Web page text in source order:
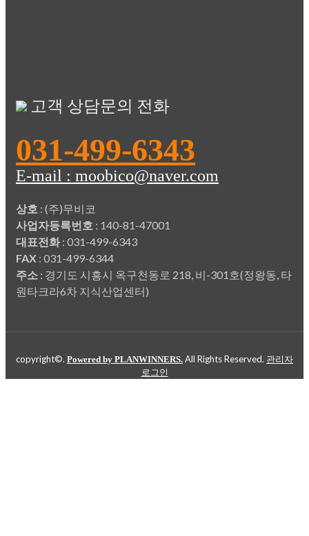
고객 상담문의 전화
031-499-6343
E-mail : moobico@naver.com
상호 : (주)무비코
사업자등록번호 : 140-81-47001
대표전화: 031-499-6343
FAX : 031-499-6344
주소 : 경기도 시흥시 옥구천동로 218, 비-301호(정왕동, 타
원타크라6차 지식산업센터)
copyright©. Powered by PLANWINNERS. All Rights Reserved. 관리자
로그인